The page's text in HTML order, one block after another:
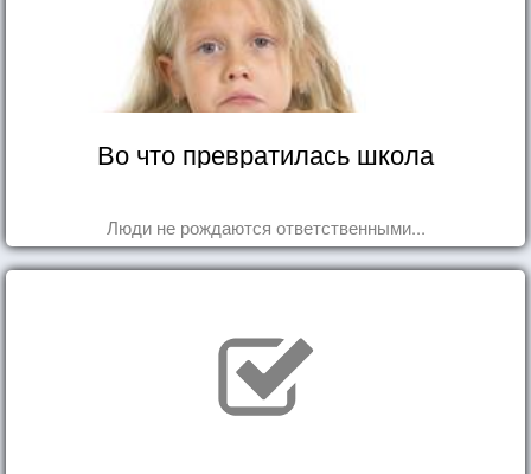
Во что превратилась школа
Люди не рождаются ответственными...